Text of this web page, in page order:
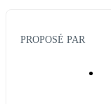
PROPOSÉ PAR